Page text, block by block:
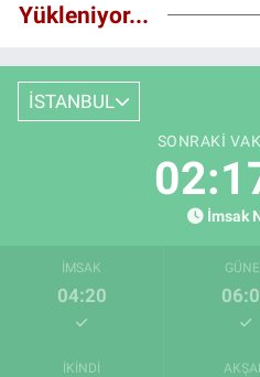
Yükleniyor...
İSTANBUL
SONRAKI
İmsak
İMSAK
04:20
İKINDI